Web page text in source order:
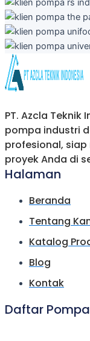
PT. Azcla
pompa industri
profesional,
proyek Anda di
Halaman
Beranda
Tentang
Katalog
Blog
Kontak
Daftar Pompa